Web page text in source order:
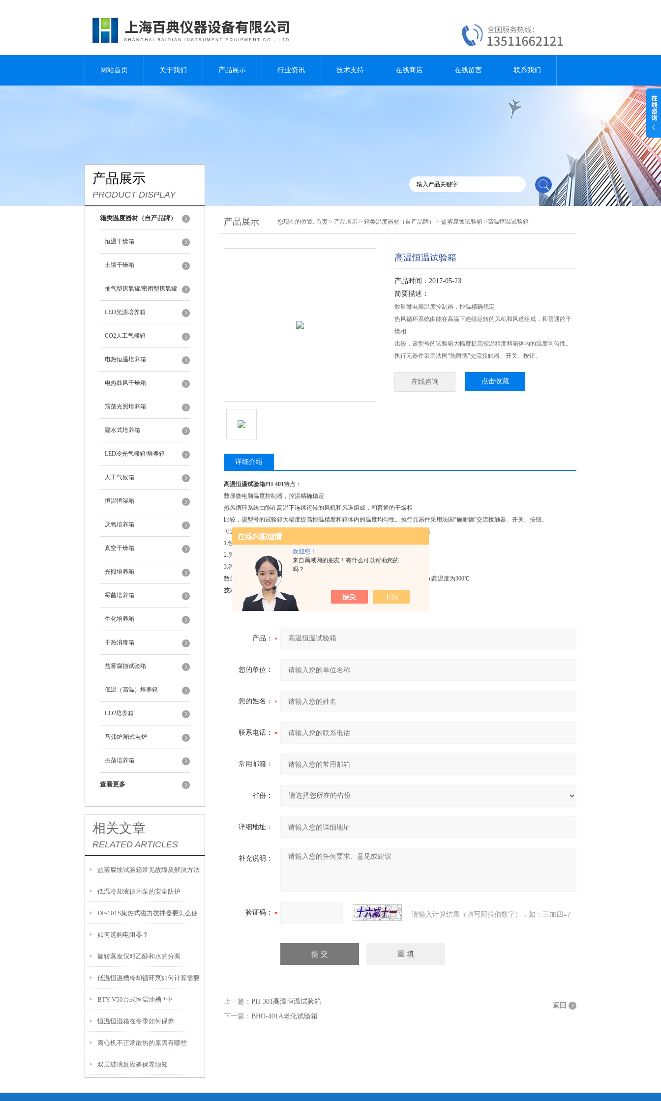
欢迎您！
来自局域网的朋友！有什么可以帮助您的
吗？
网站首页 关于我们 产品展示 行业资讯 技术支持 在线商店 在线留言 联系我们
产品展示
PRODUCT DISPLAY
箱类温度器材（自产品牌）
恒温干燥箱
土壤干燥箱
抽气型厌氧罐/密闭型厌氧罐
LED光源培养箱
CO2人工气候箱
电热恒温培养箱
电热鼓风干燥箱
震荡光照培养箱
隔水式培养箱
LED冷光气候箱/培养箱
人工气候箱
恒温恒湿箱
厌氧培养箱
真空干燥箱
光照培养箱
霉菌培养箱
生化培养箱
干热消毒箱
盐雾腐蚀试验箱
低温（高温）培养箱
CO2培养箱
马弗炉|箱式电炉
振荡培养箱
查看更多
相关文章
RELATED ARTICLES
盐雾腐蚀试验箱常见故障及解决方法
低温冷却液循环泵的安全防护
DF-101S集热式磁力搅拌器要怎么使
用
如何选购电阻器？
旋转蒸发仪对乙醇和水的分离
低温恒温槽冷却循环泵如何计算需要
的制冷或加热功率？
BTY-V50台式恒温油槽 *中
恒温恒湿箱在冬季如何保养
离心机不正常散热的原因有哪些
双层玻璃反应釜保养须知
产品展示 您现在的位置: 首页 > 产品展示 > 箱类温度器材（自产品牌） > 盐雾腐蚀试验箱 >高温恒温试验箱
高温恒温试验箱
产品时间：2017-05-23
简要描述：
数显微电脑温度控制器，控温精确稳定
热风循环系统由能在高温下连续运转的风机和风道组成，和普通的干
燥相
比较，该型号的试验箱大幅度提高控温精度和箱体内的温度均匀性。
执行元器件采用法国“施耐德"交流接触器、开关、按钮。
在线咨询 点击收藏
详细介绍
高温恒温试验箱PH-401特点：
数显微电脑温度控制器，控温精确稳定
热风循环系统由能在高温下连续运转的风机和风道组成，和普通的干燥相
比较，该型号的试验箱大幅度提高控温精度和箱体内的温度均匀性。执行元器件采用法国“施耐德”交流接触器、开关、按钮。
可选配打印机或记录仪独立限温报警系统，保证实验安全运行，不发生意外备注
1.性能指标数据为在环境温度为+20℃时，循环运行，无试样条件下的数值。
2.另有PHH系列的高温恒温试验箱，其温度范围为：RT+20℃～+300℃
3.符合标准：GB/T2423.2-2001、GB10586-89、GB10589-89、IEC68-2
数显、微电脑15段程序控制，带定时功能，定时范围:1～9999 PHH系列试验箱zui高温度为300℃
技术参数：
产品：
您的单位：
您的姓名：
联系电话：
常用邮箱：
省份：
详细地址：
补充说明：
验证码： 请输入计算结果（填写阿拉伯数字），如：三加四=7
上一篇： PH-301高温恒温试验箱
下一篇： BHO-401A老化试验箱
返回